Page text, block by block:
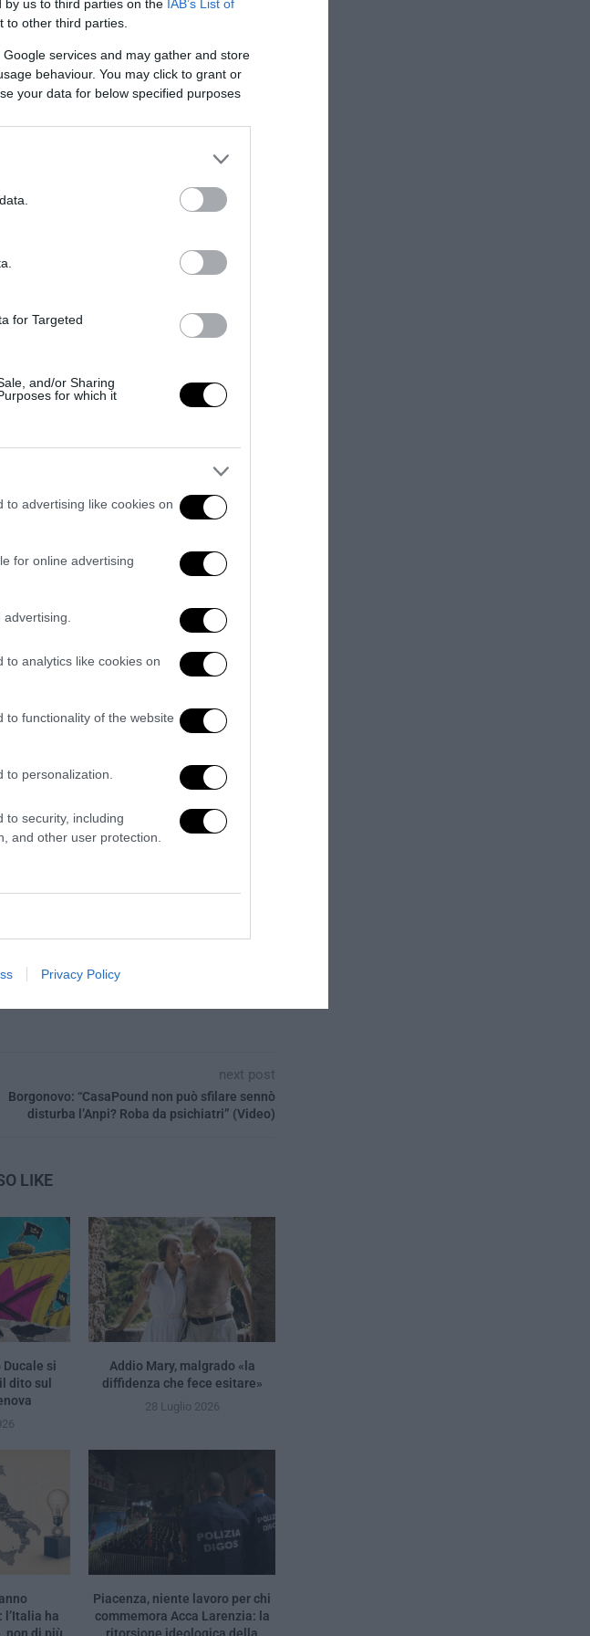
by us to third parties on the IAB’s List of
to other third parties.
services and may gather and store
behaviour. You may click to grant or
your data for below specified purposes
for Targeted
and/or Sharing
for which it
to advertising like cookies on
for online advertising
to analytics like cookies on
to functionality of the website
personalization.
to security, including
and other user protection.
Privacy Policy
e spesso incoraggino le forze
e Pechino sul tema è stato
Non è un caso che il comando della
di voler inviare “
“di salvaguardare con
la pace e la stabilità regionali”.
next post
Borgonovo: “CasaPound non può sfilare sennò
disturba l’Anpi? Roba da psichiatri” (Video)
LIKE
Ducale si
dito sul
Addio Mary, malgrado «la
diffidenza che fece esitare»
28 Luglio 2026
l’Italia ha
non di più
Piacenza, niente lavoro per chi
commemora Acca Larenzia: la
ritorsione ideologica della